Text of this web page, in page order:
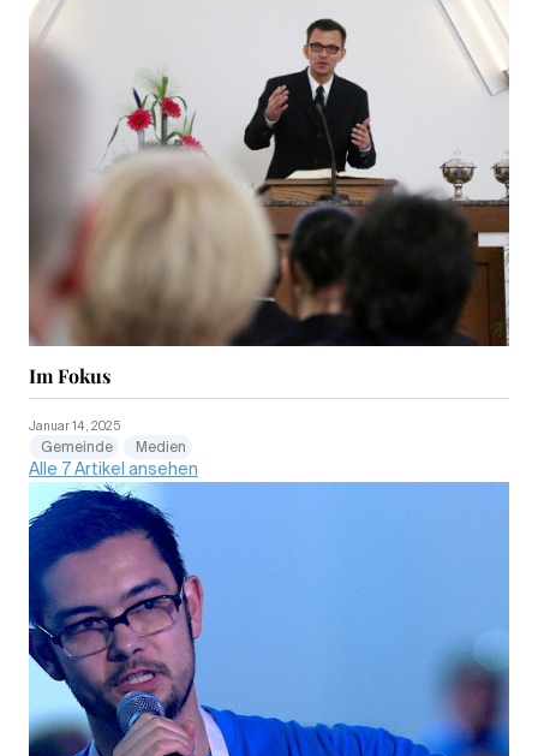
Im Fokus
Januar 14, 2025
Gemeinde Medien
Alle 7 Artikel ansehen